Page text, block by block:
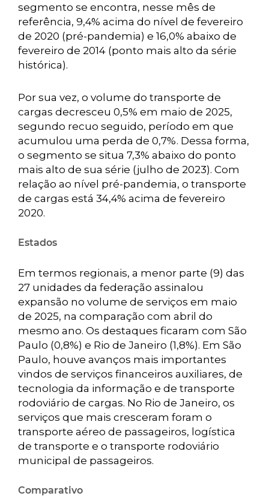
segmento se encontra, nesse mês de
referência, 9,4% acima do nível de fevereiro
de 2020 (pré-pandemia) e 16,0% abaixo de
fevereiro de 2014 (ponto mais alto da série
histórica).
Por sua vez, o volume do transporte de
cargas decresceu 0,5% em maio de 2025,
segundo recuo seguido, período em que
acumulou uma perda de 0,7%. Dessa forma,
o segmento se situa 7,3% abaixo do ponto
mais alto de sua série (julho de 2023). Com
relação ao nível pré-pandemia, o transporte
de cargas está 34,4% acima de fevereiro
2020.
Estados
Em termos regionais, a menor parte (9) das
27 unidades da federação assinalou
expansão no volume de serviços em maio
de 2025, na comparação com abril do
mesmo ano. Os destaques ficaram com São
Paulo (0,8%) e Rio de Janeiro (1,8%). Em São
Paulo, houve avanços mais importantes
vindos de serviços financeiros auxiliares, de
tecnologia da informação e de transporte
rodoviário de cargas. No Rio de Janeiro, os
serviços que mais cresceram foram o
transporte aéreo de passageiros, logística
de transporte e o transporte rodoviário
municipal de passageiros.
Comparativo